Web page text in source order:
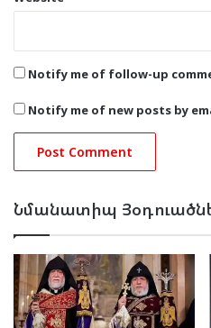
Notify me of follow-up
Notify me of new posts by
Նմանատիպ